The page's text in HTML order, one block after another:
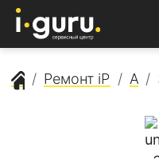
Сервисный центр
Ремонт iPhoneAir